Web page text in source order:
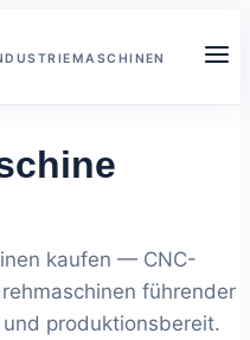
kaufen — CNC-
führender
produktionsbereit.